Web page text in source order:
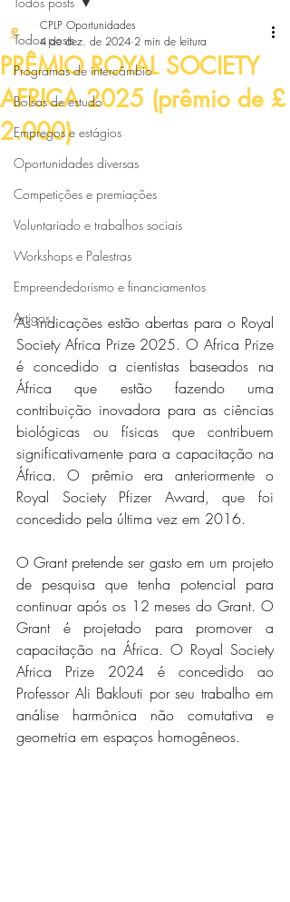
Todos posts
Programas de intercâmbio
Bolsas de estudo
Empregos e estágios
Oportunidades diversas
Competições e premiações
Voluntariado e trabalhos sociais
Workshops e Palestras
Empreendedorismo e financiamentos
Artigos
PRÊMIO ROYAL SOCIETY
AFRICA 2025 (prêmio de £
2.000)
CPLP Oportunidades
4 de dez. de 2024 2 min de leitura
As indicações estão abertas para o Royal
Society Africa Prize 2025. O Africa Prize
é concedido a cientistas baseados na
África que estão fazendo uma
contribuição inovadora para as ciências
biológicas ou físicas que contribuem
significativamente para a capacitação na
África. O prêmio era anteriormente o
Royal Society Pfizer Award, que foi
concedido pela última vez em 2016.
O Grant pretende ser gasto em um projeto
de pesquisa que tenha potencial para
continuar após os 12 meses do Grant. O
Grant é projetado para promover a
capacitação na África. O Royal Society
Africa Prize 2024 é concedido ao
Professor Ali Baklouti por seu trabalho em
análise harmônica não comutativa e
geometria em espaços homogêneos.